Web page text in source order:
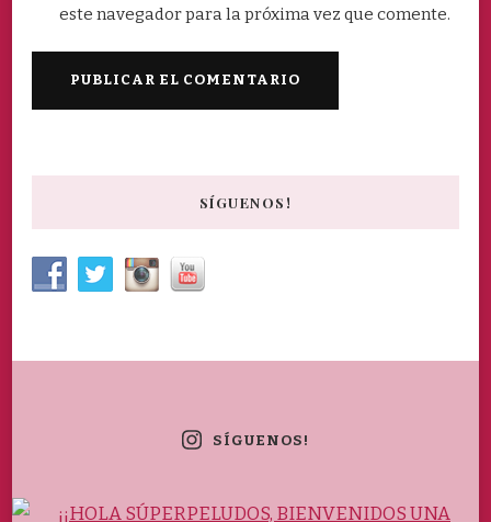
este navegador para la próxima vez que comente.
SÍGUENOS!
SÍGUENOS!